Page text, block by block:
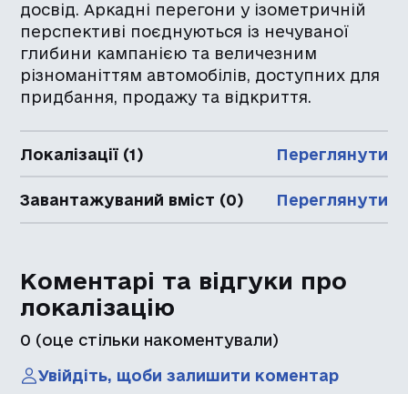
досвід. Аркадні перегони у ізометричній
перспективі поєднуються із нечуваної
глибини кампанією та величезним
різноманіттям автомобілів, доступних для
придбання, продажу та відкриття.
Локалізації (1) Переглянути
Завантажуваний вміст (0) Переглянути
Коментарі та відгуки про
локалізацію
0 (оце стільки накоментували)
Увійдіть, щоби залишити коментар